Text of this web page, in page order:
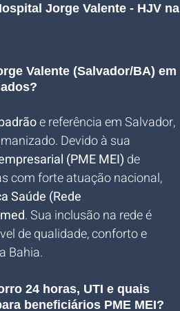
Jorge Valente - HJV na
Valente (Salvador/BA) em
e referência em Salvador,
Devido à sua
(PME MEI) de
com forte atuação nacional,
Saúde (Rede
. Sua inclusão na rede é
de qualidade, conforto e
Bahia.
24 horas, UTI e quais
beneficiários PME MEI?